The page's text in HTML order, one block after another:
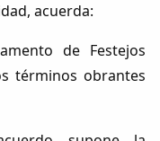
acuerda:
de Festejos
términos obrantes